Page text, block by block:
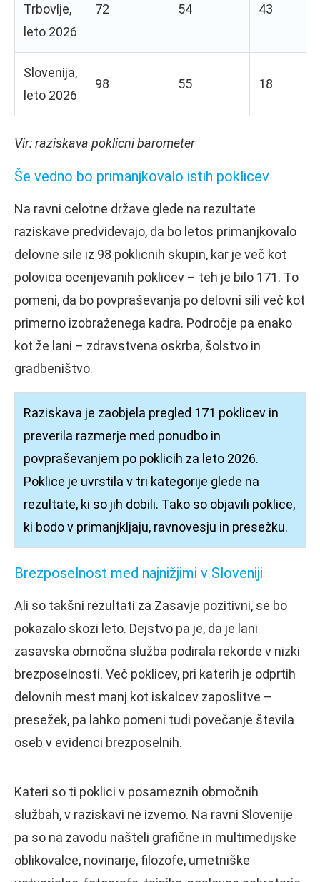
Trbovlje,
leto 2026
72 54 43
Slovenija,
leto 2026
98 55 18
Vir: raziskava poklicni barometer
Še vedno bo primanjkovalo istih poklicev
Na ravni celotne države glede na rezultate
raziskave predvidevajo, da bo letos primanjkovalo
delovne sile iz 98 poklicnih skupin, kar je več kot
polovica ocenjevanih poklicev – teh je bilo 171. To
pomeni, da bo povpraševanja po delovni sili več kot
primerno izobraženega kadra. Področje pa enako
kot že lani – zdravstvena oskrba, šolstvo in
gradbeništvo.
Raziskava je zaobjela pregled 171 poklicev in
preverila razmerje med ponudbo in
povpraševanjem po poklicih za leto 2026.
Poklice je uvrstila v tri kategorije glede na
rezultate, ki so jih dobili. Tako so objavili poklice,
ki bodo v primanjkljaju, ravnovesju in presežku.
Brezposelnost med najnižjimi v Sloveniji
Ali so takšni rezultati za Zasavje pozitivni, se bo
pokazalo skozi leto. Dejstvo pa je, da je lani
zasavska območna služba podirala rekorde v nizki
brezposelnosti. Več poklicev, pri katerih je odprtih
delovnih mest manj kot iskalcev zaposlitve –
presežek, pa lahko pomeni tudi povečanje števila
oseb v evidenci brezposelnih.
Kateri so ti poklici v posameznih območnih
službah, v raziskavi ne izvemo. Na ravni Slovenije
pa so na zavodu našteli grafične in multimedijske
oblikovalce, novinarje, filozofe, umetniške